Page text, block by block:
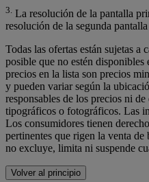
3. La resolución de la pantalla
resolución de la segunda
Todas las ofertas están sujetas
posible que no estén disponibles
precios en la lista son precios
y pueden variar según la
responsables de los precios ni
tipográficos o fotográficos. Las
Los consumidores tienen
pertinentes que rigen la venta de
no excluye, limita ni suspende
Volver al principio